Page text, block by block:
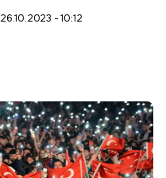
26.10.2023 - 10:12